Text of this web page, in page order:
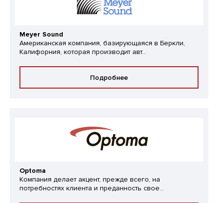
Meyer Sound
Американская компания, базирующаяся в Беркли,
Калифорния, которая производит авт...
Подробнее
Optoma
Компания делает акцент, прежде всего, на
потребностях клиента и преданность свое...